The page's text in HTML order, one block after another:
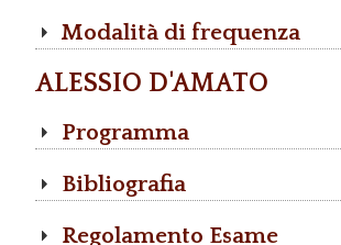
Modalità di frequenza
ALESSIO D'AMATO
Programma
Bibliografia
Regolamento Esame